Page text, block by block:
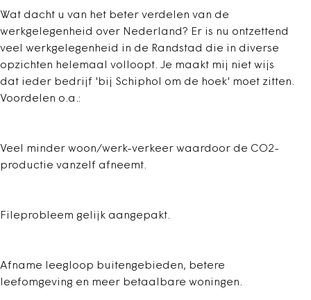
Wat dacht u van het beter verdelen van de
werkgelegenheid over Nederland? Er is nu ontzettend
veel werkgelegenheid in de Randstad die in diverse
opzichten helemaal volloopt. Je maakt mij niet wijs
dat ieder bedrijf 'bij Schiphol om de hoek' moet zitten.
Voordelen o.a.:
Veel minder woon/werk-verkeer waardoor de CO2-
productie vanzelf afneemt.
Fileprobleem gelijk aangepakt.
Afname leegloop buitengebieden, betere
leefomgeving en meer betaalbare woningen.